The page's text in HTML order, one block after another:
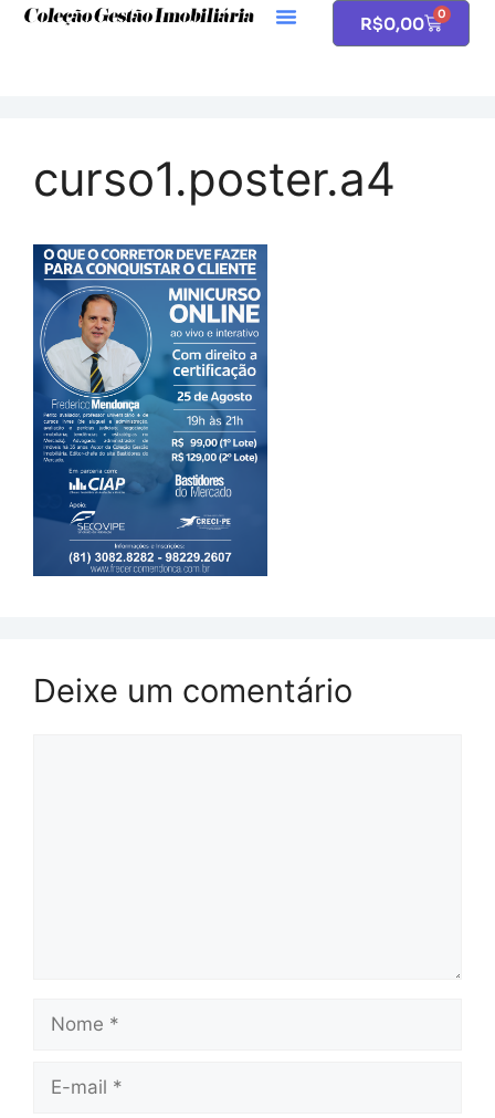
R$0,00 0
curso1.poster.a4
Deixe um comentário